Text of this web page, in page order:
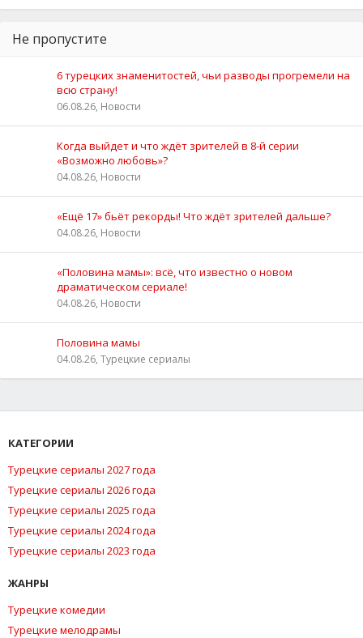
Не пропустите
6 турецких знаменитостей, чьи разводы прогремели на
всю страну!
06.08.26, Новости
Когда выйдет и что ждёт зрителей в 8-й серии
«Возможно любовь»?
04.08.26, Новости
«Ещё 17» бьёт рекорды! Что ждёт зрителей дальше?
04.08.26, Новости
«Половина мамы»: всё, что известно о новом
драматическом сериале!
04.08.26, Новости
Половина мамы
04.08.26, Турецкие сериалы
КАТЕГОРИИ
Турецкие сериалы 2027 года
Турецкие сериалы 2026 года
Турецкие сериалы 2025 года
Турецкие сериалы 2024 года
Турецкие сериалы 2023 года
ЖАНРЫ
Турецкие комедии
Турецкие мелодрамы